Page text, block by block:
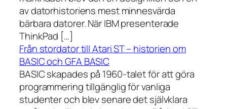
av datorhistoriens mest minnesvärda
bärbara datorer. När IBM presenterade
ThinkPad […]
Från stordator till Atari ST – historien om
BASIC och GFA BASIC
BASIC skapades på 1960-talet för att göra
programmering tillgänglig för vanliga
studenter och blev senare det självklara